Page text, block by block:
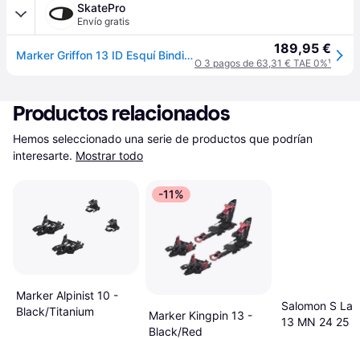
SkatePro
Envío gratis
Marker Griffon 13 ID Esquí Bindings (Negro/Marrón - 120mm) 189,95 €
O 3 pagos de 63,31 € TAE 0%¹
Productos relacionados
Hemos seleccionado una serie de productos que podrían
interesarte. Mostrar todo
Marker Alpinist 10 -
Black/Titanium
-11%
Marker Kingpin 13 -
Black/Red
Salomon S
13 MN 24 25